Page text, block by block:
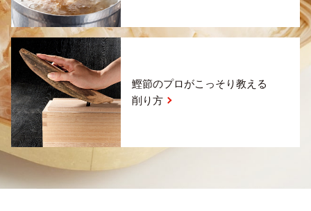
鰹節のプロがこっそり教える
削り方